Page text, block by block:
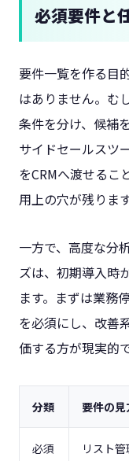
必須要件と
要件一覧を作る目
はありません。む
条件を分け、候補
サイドセールスツ
をCRMへ渡せるこ
用上の穴が残ります
一方で、高度な分
ズは、初期導入時
ます。まずは業務
を必須にし、改善
価する方が現実的で
分類 要件の見
必須
リスト